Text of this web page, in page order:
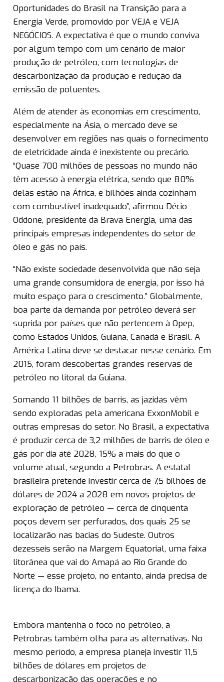
Oportunidades do Brasil na Transição para a
Energia Verde, promovido por VEJA e VEJA
NEGÓCIOS. A expectativa é que o mundo conviva
por algum tempo com um cenário de maior
produção de petróleo, com tecnologias de
descarbonização da produção e redução da
emissão de poluentes.
Além de atender às economias em crescimento,
especialmente na Ásia, o mercado deve se
desenvolver em regiões nas quais o fornecimento
de eletricidade ainda é inexistente ou precário.
“Quase 700 milhões de pessoas no mundo não
têm acesso à energia elétrica, sendo que 80%
delas estão na África, e bilhões ainda cozinham
com combustível inadequado”, afirmou Décio
Oddone, presidente da Brava Energia, uma das
principais empresas independentes do setor de
óleo e gás no país.
“Não existe sociedade desenvolvida que não seja
uma grande consumidora de energia, por isso há
muito espaço para o crescimento.” Globalmente,
boa parte da demanda por petróleo deverá ser
suprida por países que não pertencem à Opep,
como Estados Unidos, Guiana, Canadá e Brasil. A
América Latina deve se destacar nesse cenário. Em
2015, foram descobertas grandes reservas de
petróleo no litoral da Guiana.
Somando 11 bilhões de barris, as jazidas vêm
sendo exploradas pela americana ExxonMobil e
outras empresas do setor. No Brasil, a expectativa
é produzir cerca de 3,2 milhões de barris de óleo e
gás por dia até 2028, 15% a mais do que o
volume atual, segundo a Petrobras. A estatal
brasileira pretende investir cerca de 7,5 bilhões de
dólares de 2024 a 2028 em novos projetos de
exploração de petróleo — cerca de cinquenta
poços devem ser perfurados, dos quais 25 se
localizarão nas bacias do Sudeste. Outros
dezesseis serão na Margem Equatorial, uma faixa
litorânea que vai do Amapá ao Rio Grande do
Norte — esse projeto, no entanto, ainda precisa de
licença do Ibama.
Embora mantenha o foco no petróleo, a
Petrobras também olha para as alternativas. No
mesmo período, a empresa planeja investir 11,5
bilhões de dólares em projetos de
descarbonização das operações e no